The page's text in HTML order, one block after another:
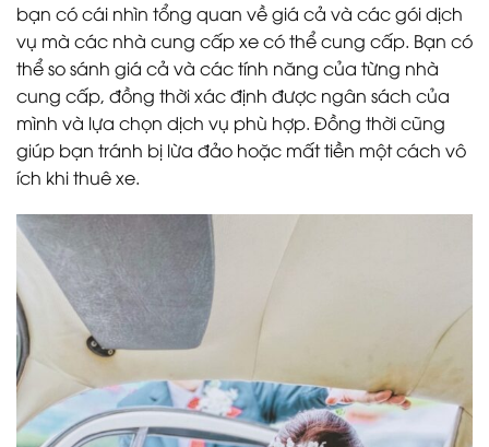
bạn có cái nhìn tổng quan về giá cả và các gói dịch
vụ mà các nhà cung cấp xe có thể cung cấp. Bạn có
thể so sánh giá cả và các tính năng của từng nhà
cung cấp, đồng thời xác định được ngân sách của
mình và lựa chọn dịch vụ phù hợp. Đồng thời cũng
giúp bạn tránh bị lừa đảo hoặc mất tiền một cách vô
ích khi thuê xe.